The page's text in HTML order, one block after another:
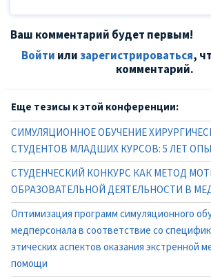
Ваш комментарий будет первым!
Войти илизарегистрироваться,
комментарий.
Еще тезисы к этой конференции:
СИМУЛЯЦИОННОЕ ОБУЧЕНИЕ
СТУДЕНТОВ МЛАДШИХ КУРСОВ: 5 ЛЕТ
СТУДЕНЧЕСКИЙ КОНКУРС КАК МЕТОД
ОБРАЗОВАТЕЛЬНОЙ ДЕЯТЕЛЬНОСТИ В
Оптимизация программ симуляционного
медперсонала в соответствие со
этических аспектов оказания экстренной
помощи